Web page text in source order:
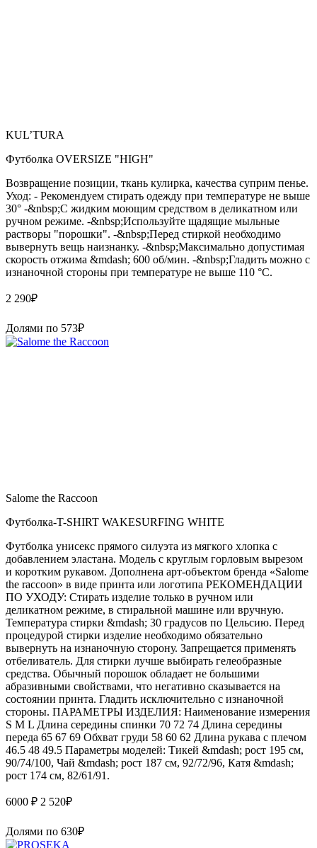
KUL’TURA
Футболка OVERSIZE "HIGH"
Возвращение позиции, ткань кулирка, качества суприм пенье.
Уход: - Рекомендуем стирать одежду при температуре не выше
30° -&nbsp;С жидким моющим средством в деликатном или
ручном режиме. -&nbsp;Используйте щадящие мыльные
растворы "порошки". -&nbsp;Перед стиркой необходимо
вывернуть вещь наизнанку. -&nbsp;Максимально допустимая
скорость отжима &mdash; 600 об/мин. -&nbsp;Гладить можно с
изнаночной стороны при температуре не выше 110 °С.
2 290₽
Долями по 573₽
Salome the Raccoon
Футболка-T-SHIRT WAKESURFING WHITE
Футболка унисекс прямого силуэта из мягкого хлопка с
добавлением эластана. Модель с круглым горловым вырезом
и коротким рукавом. Дополнена арт-объектом бренда «Salome
the raccoon» в виде принта или логотипа РЕКОМЕНДАЦИИ
ПО УХОДУ: Стирать изделие только в ручном или
деликатном режиме, в стиральной машине или вручную.
Температура стирки &mdash; 30 градусов по Цельсию. Перед
процедурой стирки изделие необходимо обязательно
вывернуть на изнаночную сторону. Запрещается применять
отбеливатель. Для стирки лучше выбирать гелеобразные
средства. Обычный порошок обладает не большими
абразивными свойствами, что негативно сказывается на
состоянии принта. Гладить исключительно с изнаночной
стороны. ПАРАМЕТРЫ ИЗДЕЛИЯ: Наименование измерения
S M L Длина середины спинки 70 72 74 Длина середины
переда 65 67 69 Обхват груди 58 60 62 Длина рукава с плечом
46.5 48 49.5 Параметры моделей: Тикей &mdash; рост 195 см,
90/74/100, Чай &mdash; рост 187 см, 92/72/96, Катя &mdash;
рост 174 см, 82/61/91.
6000 ₽ 2 520₽
Долями по 630₽